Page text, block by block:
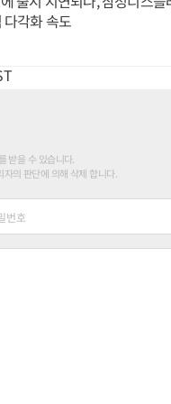
다각화 속도
받을 수 있습니다.
의 판단에 의해 삭제 합니다.